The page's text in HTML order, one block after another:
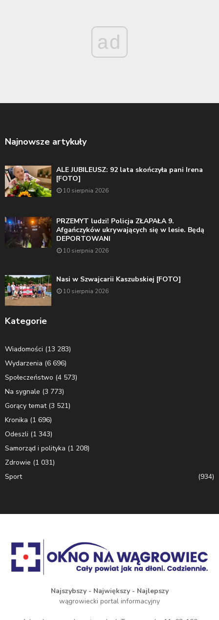
ad
Najnowsze artykuły
ALE JUBILEUSZ: 92 lata skończyła pani Irena
[FOTO]
10 sierpnia 2026
PRZEMYT ludzi! Policja ZŁAPAŁA 9.
Afgańczyków ukrywających się w lesie. Będą
DEPORTOWANI
10 sierpnia 2026
Nasi w Szwajcarii Kaszubskiej [FOTO]
10 sierpnia 2026
Kategorie
Wiadomości (13 283)
Wydarzenia (6 696)
Społeczeństwo (4 573)
Na sygnale (3 773)
Gorący temat(3 521)
Kronika (1 696)
Odeszli (1 343)
Samorząd i polityka (1 208)
Zdrowie (1 031)
Sport
(934)
Najszybszy - Największy - Najlepszy
wągrowiecki portal informacyjny